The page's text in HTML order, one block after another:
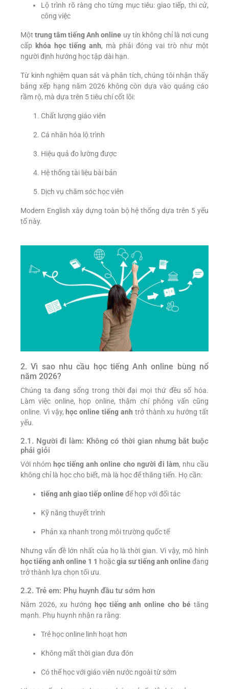
Lộ trình rõ ràng cho từng mục tiêu: giao tiếp, thi cử,
công việc
Mộttrung tâm tiếng Anh online uy tín không chỉ là nơi cung
cấp khóa học tiếng anh, mà phải đóng vai trò như một
người định hướng học tập dài hạn.
Từ kinh nghiệm quan sát và phân tích, chúng tôi nhận thấy
bảng xếp hạng năm 2026 không còn dựa vào quảng cáo
rầm rộ, mà dựa trên 5 tiêu chí cốt lõi:
Chất lượng giáo viên
Cá nhân hóa lộ trình
Hiệu quả đo lường được
Hệ thống tài liệu bài bản
Dịch vụ chăm sóc học viên
Modern English xây dựng toàn bộ hệ thống dựa trên 5 yếu
tố này.
2. Vì sao nhu cầu học tiếng Anh online bùng nổ
năm 2026?
Chúng ta đang sống trong thời đại mọi thứ đều số hóa.
Làm việc online, họp online, thậm chí phỏng vấn cũng
online. Vì vậy, học online tiếng anh trở thành xu hướng tất
yếu.
2.1. Người đi làm: Không có thời gian nhưng bắt buộc
phải giỏi
Với nhóm học tiếng anh online cho người đi làm, nhu cầu
không chỉ là học cho biết, mà là học để thăng tiến. Họ cần:
tiếng anh giao tiếp onlineđể họp với đối tác
Kỹ năng thuyết trình
Phản xạ nhanh trong môi trường quốc tế
Nhưng vấn đề lớn nhất của họ là thời gian. Vì vậy, mô hình
học tiếng anh online 1 1 hoặcgia sư tiếng anh onlineđang
trở thành lựa chọn tối ưu.
2.2. Trẻ em: Phụ huynh đầu tư sớm hơn
Năm 2026, xu hướng học tiếng anh online cho bé tăng
mạnh. Phụ huynh nhận ra rằng:
Trẻ học online linh hoạt hơn
Không mất thời gian đưa đón
Có thể học với giáo viên nước ngoài từ sớm